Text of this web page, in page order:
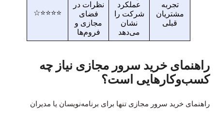
تجربه
مشتریان
قبلی
عملکرد
شرکت را
نشان
می‌دهد
نظرات در
فضای
مجازی و
فروم‌ها
⭐⭐⭐⭐☆
راهنمای خرید سرور مجازی نیاز چه
کسب‌وکارهایی است؟
راهنمای خرید سرور مجازی تنها برای برنامه‌نویسان یا مدیران